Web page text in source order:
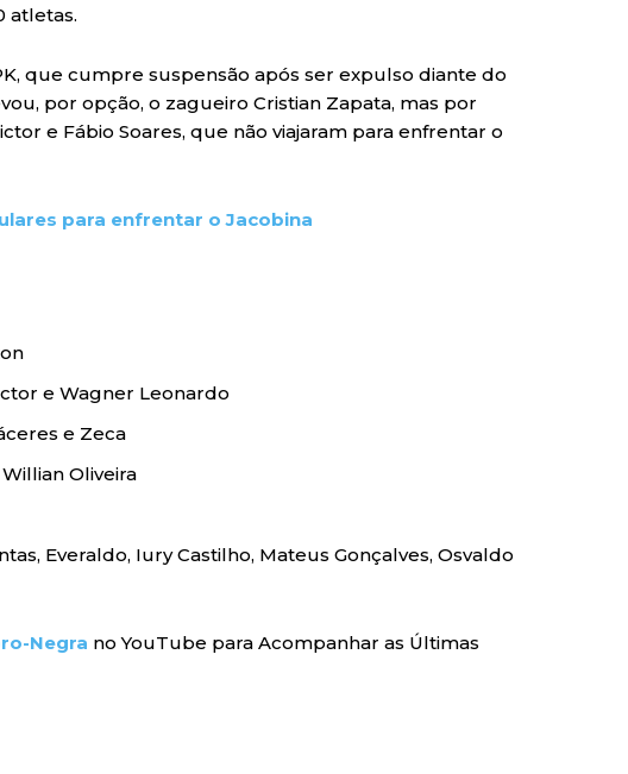
atletas.
que cumpre suspensão após ser expulso diante do
por opção, o zagueiro Cristian Zapata, mas por
e Fábio Soares, que não viajaram para enfrentar o
para enfrentar o Jacobina
e Wagner Leonardo
e Zeca
Oliveira
Everaldo, Iury Castilho, Mateus Gonçalves, Osvaldo
Negra no YouTube para Acompanhar as Últimas